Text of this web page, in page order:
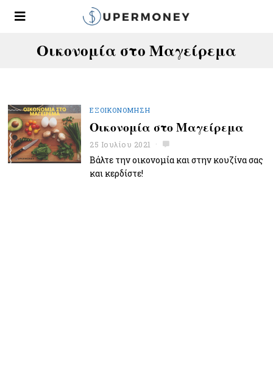
Οικονομία στο Μαγείρεμα
ΕΞΟΙΚΟΝΌΜΗΣΗ
Οικονομία στο Μαγείρεμα
25 Ιουλίου 2021
Βάλτε την οικονομία και στην κουζίνα σας
και κερδίστε!